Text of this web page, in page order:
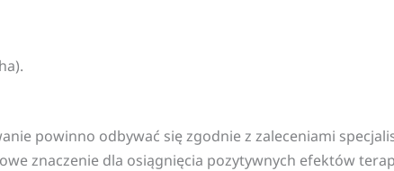
powinno odbywać się zgodnie z zaleceniami
znaczenie dla osiągnięcia pozytywnych efektów